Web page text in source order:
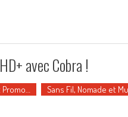
avec Cobra !
Promo… Sans Fil, Nomade et